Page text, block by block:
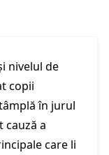
nivelul de
copii
în jurul
cauză a
care li